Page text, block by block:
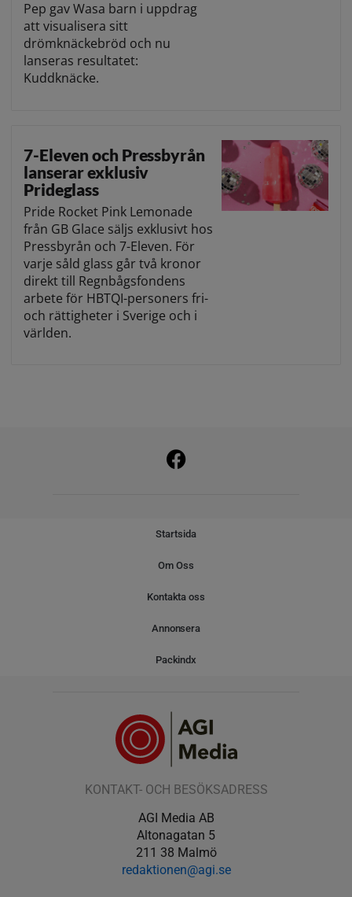
Pep gav Wasa barn i uppdrag
att visualisera sitt
drömknäckebröd och nu
lanseras resultatet:
Kuddknäcke.
7-Eleven och Pressbyrån
lanserar exklusiv
Prideglass
Pride Rocket Pink Lemonade
från GB Glace säljs exklusivt hos
Pressbyrån och 7-Eleven. För
varje såld glass går två kronor
direkt till Regnbågsfondens
arbete för HBTQI-personers fri-
och rättigheter i Sverige och i
världen.
Startsida
Om Oss
Kontakta oss
Annonsera
Packindx
KONTAKT- OCH BESÖKSADRESS
AGI Media AB
Altonagatan 5
211 38 Malmö
redaktionen@agi.se